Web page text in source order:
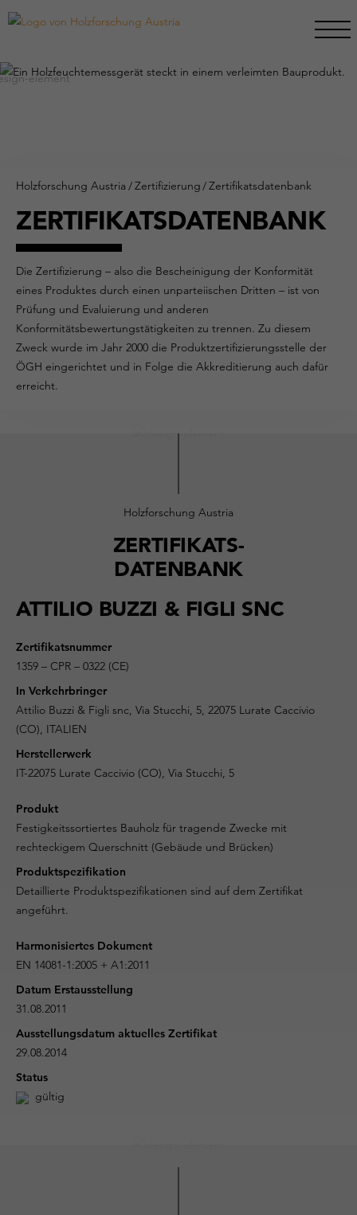
Holzforschung Austria /Zertifizierung/Zertifikatsdatenbank
ZERTIFIKATSDATENBANK
Die Zertifizierung – also die Bescheinigung der Konformität
eines Produktes durch einen unparteiischen Dritten – ist von
Prüfung und Evaluierung und anderen
Konformitätsbewertungstätigkeiten zu trennen. Zu diesem
Zweck wurde im Jahr 2000 die Produktzertifizierungsstelle der
ÖGH eingerichtet und in Folge die Akkreditierung auch dafür
erreicht.
Holzforschung Austria
ZERTIFIKATS-
DATENBANK
ATTILIO BUZZI & FIGLI SNC
Zertifikatsnummer
1359 – CPR – 0322 (CE)
In Verkehrbringer
Attilio Buzzi & Figli snc, Via Stucchi, 5, 22075 Lurate Caccivio
(CO), ITALIEN
Herstellerwerk
IT-22075 Lurate Caccivio (CO), Via Stucchi, 5
Produkt
Festigkeitssortiertes Bauholz für tragende Zwecke mit
rechteckigem Querschnitt (Gebäude und Brücken)
Produktspezifikation
Detaillierte Produktspezifikationen sind auf dem Zertifikat
angeführt.
Harmonisiertes Dokument
EN 14081-1:2005 + A1:2011
Datum Erstausstellung
31.08.2011
Ausstellungsdatum aktuelles Zertifikat
29.08.2014
Status
gültig